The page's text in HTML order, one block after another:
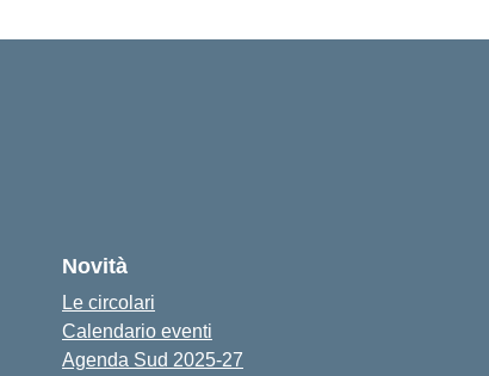
Novità
Le circolari
Calendario eventi
Agenda Sud 2025-27